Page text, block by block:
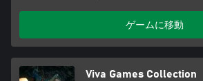
ゲームに移動
Viva Games Collection